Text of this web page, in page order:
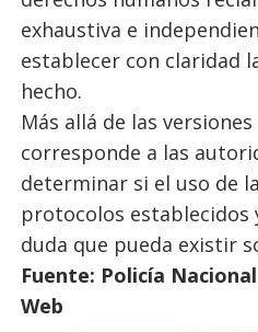
exhaustiva e
establecer con claridad
hecho.
Más allá de las
corresponde a las
determinar si el uso de
protocolos establecidos
duda que pueda existir
Fuente: Policía
Web